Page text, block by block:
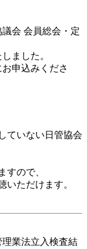
会 会員総会・定
ました。
申込みくださ
ていない日管協会
すので、
いただけます。
業法立入検査結